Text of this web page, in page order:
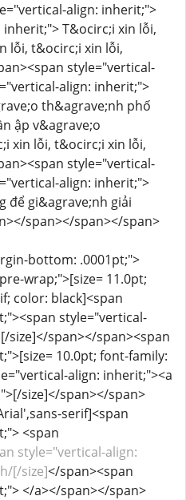
align: inherit;">
T&ocirc;i xin lỗi,
lỗi, t&ocirc;i xin lỗi,
style="vertical-
align: inherit;">
th&agrave;nh phố
ập v&agrave;o
xin lỗi, t&ocirc;i xin lỗi,
style="vertical-
align: inherit;">
để gi&agrave;nh giải
span></span></span>
bottom: .0001pt;">
wrap;">[size= 11.0pt;
color: black]<span
style="vertical-
size]</span></span><span
10.0pt; font-family:
align: inherit;"><a
size]</span></span>
serif]<span
<span
style="vertical-align:
[/size]</span><span
</a></span></span>